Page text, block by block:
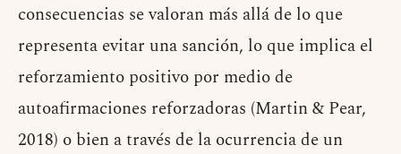
consecuencias se valoran más allá de lo que
representa evitar una sanción, lo que implica el
reforzamiento positivo por medio de
autoafirmaciones reforzadoras (Martin & Pear,
2018) o bien a través de la ocurrencia de un